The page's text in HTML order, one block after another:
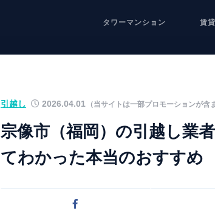
タワーマンション 賃貸
（当サイトは一部プロモーションが含
引越し 2026.04.01
宗像市（福岡）の引越し業
てわかった本当のおすすめ